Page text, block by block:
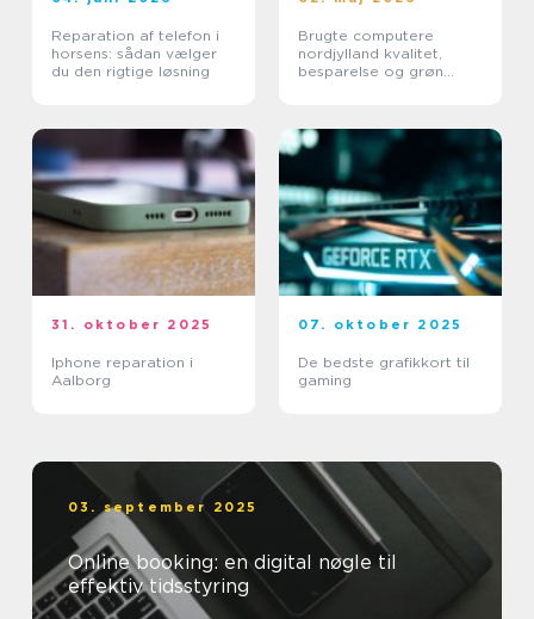
Reparation af telefon i
horsens: sådan vælger
du den rigtige løsning
Brugte computere
nordjylland kvalitet,
besparelse og grøn
31. oktober 2025
Iphone reparation i
Aalborg
07. oktober 2025
De bedste grafikkort til
gaming
03. september 2025
Online booking: en digital nøgle til
effektiv tidsstyring